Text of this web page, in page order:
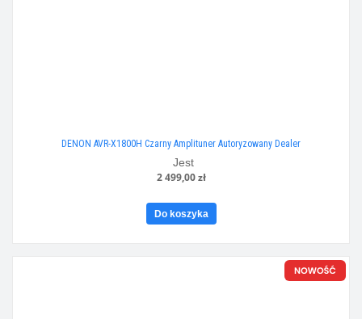
DENON AVR-X1800H Czarny Amplituner Autoryzowany Dealer
Jest
2 499,00 zł
Do koszyka